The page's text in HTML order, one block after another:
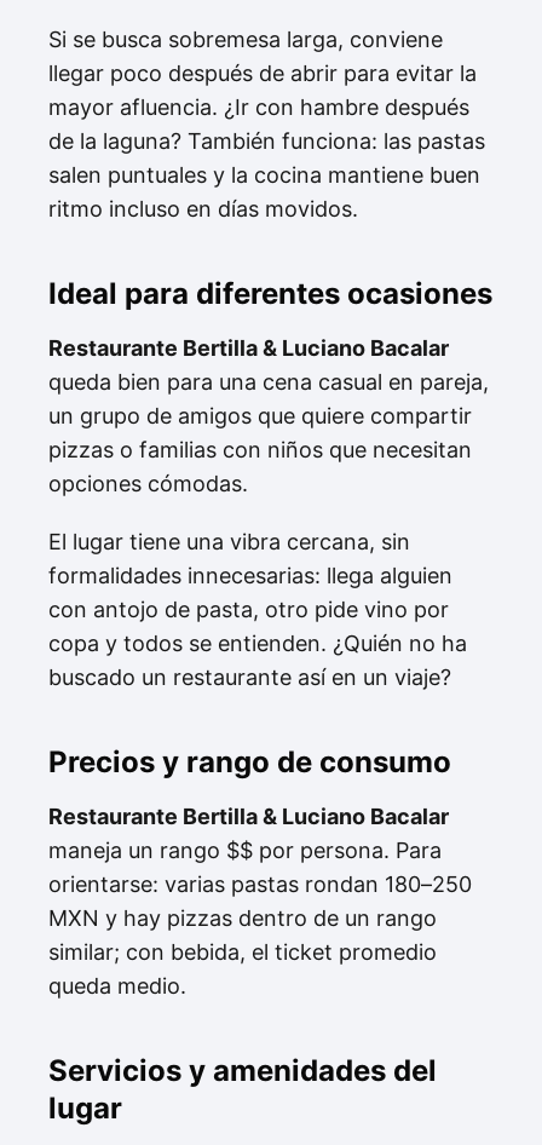
Si se busca sobremesa larga, conviene
llegar poco después de abrir para evitar la
mayor afluencia. ¿Ir con hambre después
de la laguna? También funciona: las pastas
salen puntuales y la cocina mantiene buen
ritmo incluso en días movidos.
Ideal para diferentes ocasiones
Restaurante Bertilla & Luciano Bacalar
queda bien para una cena casual en pareja,
un grupo de amigos que quiere compartir
pizzas o familias con niños que necesitan
opciones cómodas.
El lugar tiene una vibra cercana, sin
formalidades innecesarias: llega alguien
con antojo de pasta, otro pide vino por
copa y todos se entienden. ¿Quién no ha
buscado un restaurante así en un viaje?
Precios y rango de consumo
Restaurante Bertilla & Luciano Bacalar
maneja un rango $$ por persona. Para
orientarse: varias pastas rondan 180–250
MXN y hay pizzas dentro de un rango
similar; con bebida, el ticket promedio
queda medio.
Servicios y amenidades del
lugar